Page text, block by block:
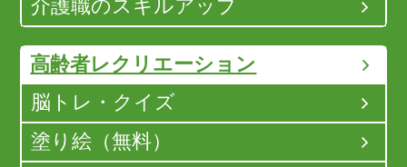
介護職のスキルアップ
高齢者レクリエーション
脳トレ・クイズ
塗り絵（無料）